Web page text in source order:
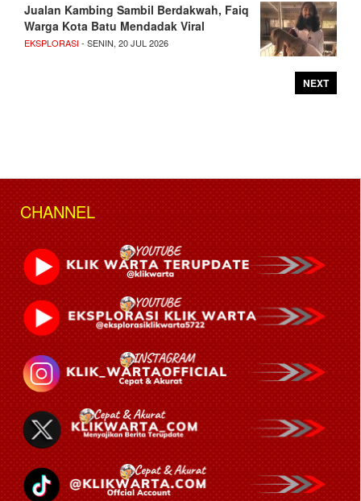
Jualan Kambing Sambil Berdakwah, Faiq
Warga Kota Batu Mendadak Viral
EKSPLORASI- SENIN, 20 JUL 2026
NEXT
CHANNEL